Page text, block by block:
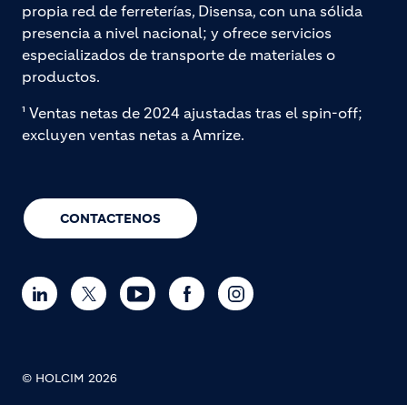
CONTACTENOS
propia red de ferreterías, Disensa, con una sólida
presencia a nivel nacional; y ofrece servicios
especializados de transporte de materiales o
productos.
¹ Ventas netas de 2024 ajustadas tras el spin-off;
excluyen ventas netas a Amrize.
© HOLCIM 2026